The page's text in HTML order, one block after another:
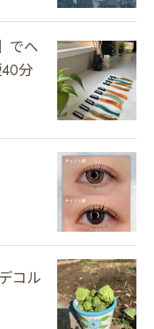
でヘ
分
コル